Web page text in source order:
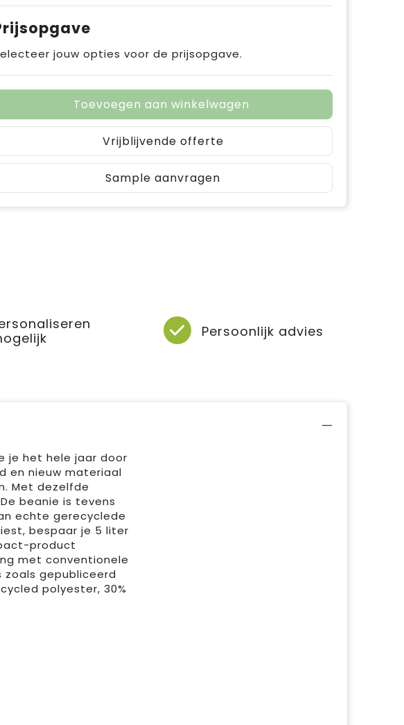
jouw opties voor de prijsopgave.
Toevoegen aan winkelwagen
Vrijblijvende offerte
Sample aanvragen
Persoonlijk advies
je het hele jaar door
en nieuw materiaal
Met dezelfde
beanie is tevens
echte gerecyclede
bespaar je 5 liter
product
met conventionele
zoals gepubliceerd
polyester, 30%